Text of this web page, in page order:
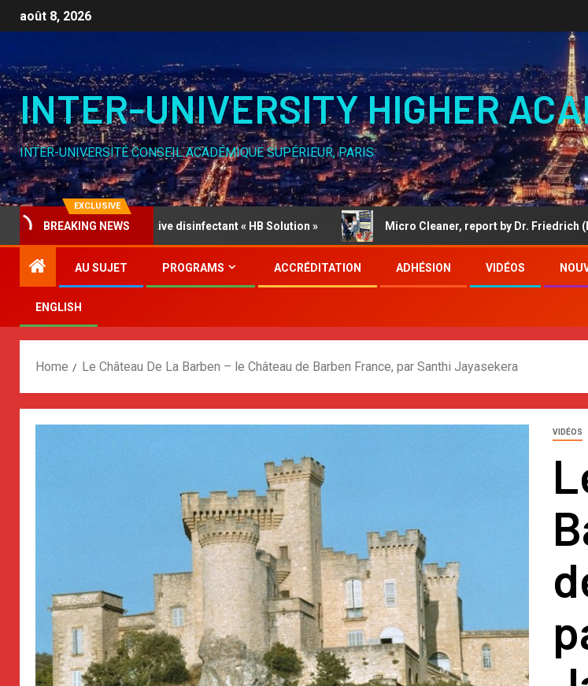
août 8, 2026
INTER-UNIVERSITY HIGHER
INTER-UNIVERSITÉ CONSEIL ACADÉMIQUE SUPÉRIEUR, PARIS
EXCLUSIVE
BREAKING NEWS
Part 1, Innovative disinfectant « HB Solution » Micro Cleaner, report by Dr. Friedrich (Fritz)
AU SUJET PROGRAMS ACCRÉDITATION ADHÉSION VIDÉOS
ENGLISH
Home Le Château De La Barben – le Château de Barben France, par Santhi Jayasekera
VIDÉOS